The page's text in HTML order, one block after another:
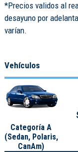
*Precios validos al
desayuno por
varían.
Vehículos
Categoría A
(Sedan, Polaris,
CanAm)